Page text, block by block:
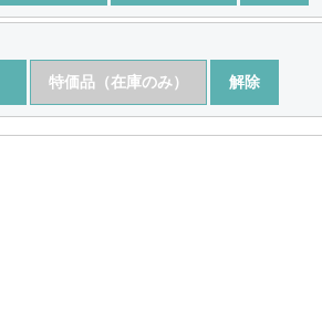
特価品（在庫のみ） 解除